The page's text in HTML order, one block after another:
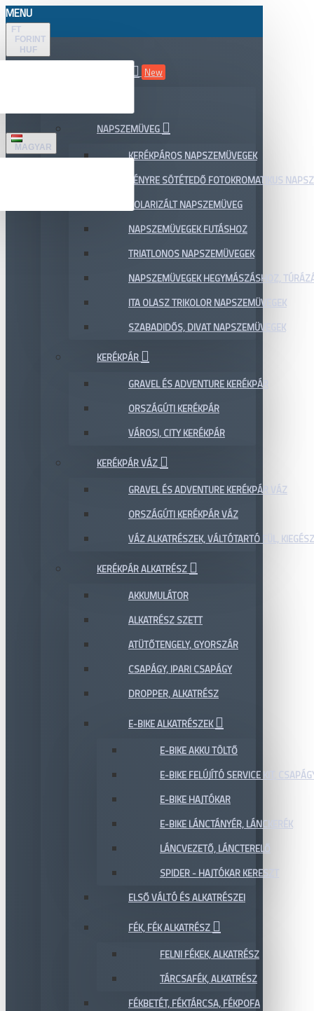
MENU
FT
FORINT
HUF
MAGYAR
New
NAPSZEMÜVEG
KERÉKPÁROS NAPSZEMÜVEGEK
FÉNYRE SÖTÉTEDŐ FOTOKROMATIKUS
POLARIZÁLT NAPSZEMÜVEG
NAPSZEMÜVEGEK FUTÁSHOZ
TRIATLONOS NAPSZEMÜVEGEK
NAPSZEMÜVEGEK HEGYMÁSZÁSHOZ,
ITA OLASZ TRIKOLOR NAPSZEMÜVEGEK
SZABADIDŐS, DIVAT NAPSZEMÜVEGEK
KERÉKPÁR
GRAVEL ÉS ADVENTURE KERÉKPÁR
ORSZÁGÚTI KERÉKPÁR
VÁROSI, CITY KERÉKPÁR
KERÉKPÁR VÁZ
GRAVEL ÉS ADVENTURE KERÉKPÁR VÁZ
ORSZÁGÚTI KERÉKPÁR VÁZ
VÁZ ALKATRÉSZEK, VÁLTÓTARTÓ FÜL,
KERÉKPÁR ALKATRÉSZ
AKKUMULÁTOR
ALKATRÉSZ SZETT
ATÜTŐTENGELY, GYORSZÁR
CSAPÁGY, IPARI CSAPÁGY
DROPPER, ALKATRÉSZ
E-BIKE ALKATRÉSZEK
E-BIKE AKKU TÖLTŐ
E-BIKE FELÚJÍTÓ SERVICE KIT,
E-BIKE HAJTÓKAR
E-BIKE LÁNCTÁNYÉR, LÁNCKERÉK
LÁNCVEZETŐ, LÁNCTERELŐ
SPIDER - HAJTÓKAR KERESZT
ELSŐ VÁLTÓ ÉS ALKATRÉSZEI
FÉK, FÉK ALKATRÉSZ
FELNI FÉKEK, ALKATRÉSZ
TÁRCSAFÉK, ALKATRÉSZ
FÉKBETÉT, FÉKTÁRCSA, FÉKPOFA